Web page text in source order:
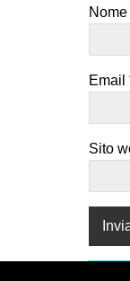
Nome
Email
Sito